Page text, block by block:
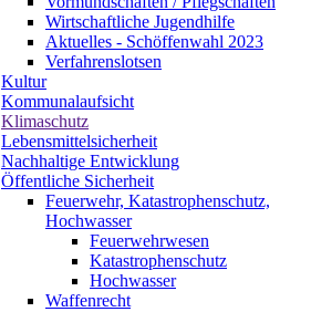
Wirtschaftliche Jugendhilfe
Aktuelles - Schöffenwahl 2023
Verfahrenslotsen
Kultur
Kommunalaufsicht
Klimaschutz
Lebensmittelsicherheit
Nachhaltige Entwicklung
Öffentliche Sicherheit
Feuerwehr, Katastrophenschutz,
Hochwasser
Feuerwehrwesen
Katastrophenschutz
Hochwasser
Waffenrecht